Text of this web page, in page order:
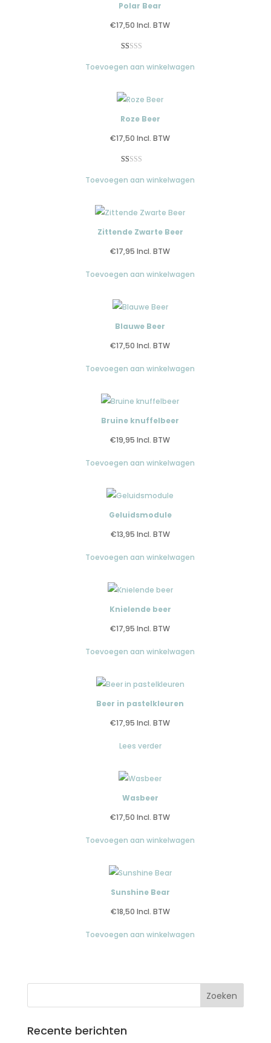
Polar Bear
€17,50 Incl. BTW
1.00
5
gebaseerd
Toevoegen aan winkelwagen
Roze Beer
€17,50 Incl. BTW
1.00
gebaseerd
op
Toevoegen aan winkelwagen
Zittende Zwarte Beer
€17,95 Incl. BTW
Toevoegen aan winkelwagen
Blauwe Beer
€17,50 Incl. BTW
Toevoegen aan winkelwagen
Bruine knuffelbeer
€19,95 Incl. BTW
Toevoegen aan winkelwagen
Geluidsmodule
€13,95 Incl. BTW
Toevoegen aan winkelwagen
Knielende beer
€17,95 Incl. BTW
Toevoegen aan winkelwagen
Beer in pastelkleuren
€17,95 Incl. BTW
Lees verder
Wasbeer
€17,50 Incl. BTW
Toevoegen aan winkelwagen
Sunshine Bear
€18,50 Incl. BTW
Toevoegen aan winkelwagen
Recente berichten